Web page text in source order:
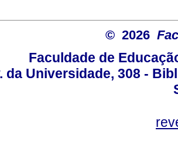
© 2026
Faculdade de
da Universidade, 308 -